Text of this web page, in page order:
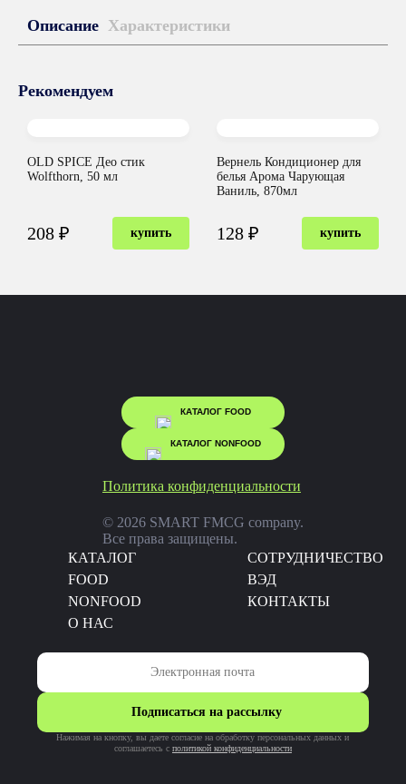
Описание Характеристики
Рекомендуем
OLD SPICE Део стик
Wolfthorn, 50 мл
208 ₽ купить
Вернель Кондиционер для
белья Арома Чарующая
Ваниль, 870мл
128 ₽ купить
КАТАЛОГ FOOD
КАТАЛОГ NONFOOD
Политика конфиденциальности
© 2026 SMART FMCG company.
Все права защищены.
КАТАЛОГ
CОТРУДНИЧЕСТВО
FOOD
ВЭД
NONFOOD
КОНТАКТЫ
О НАС
Подписаться на рассылку
Нажимая на кнопку, вы даете согласие на обработку персональных данных и
соглашаетесь c политикой конфиденциальности